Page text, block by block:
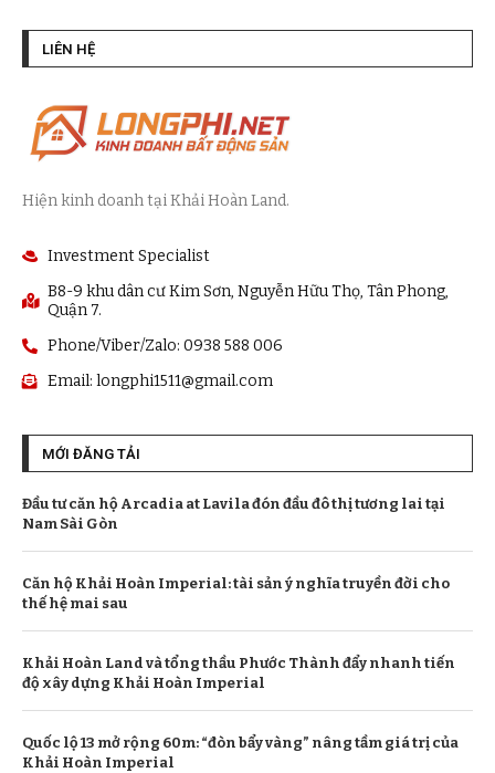
LIÊN HỆ
Hiện kinh doanh tại Khải Hoàn Land.
Investment Specialist
B8-9 khu dân cư Kim Sơn, Nguyễn Hữu Thọ, Tân Phong,
Quận 7.
Phone/Viber/Zalo: 0938 588 006
Email: longphi1511@gmail.com
MỚI ĐĂNG TẢI
Đầu tư căn hộ Arcadia at Lavila đón đầu đô thị tương lai tại
Nam Sài Gòn
Căn hộ Khải Hoàn Imperial: tài sản ý nghĩa truyền đời cho
thế hệ mai sau
Khải Hoàn Land và tổng thầu Phước Thành đẩy nhanh tiến
độ xây dựng Khải Hoàn Imperial
Quốc lộ 13 mở rộng 60m: “đòn bẩy vàng” nâng tầm giá trị của
Khải Hoàn Imperial